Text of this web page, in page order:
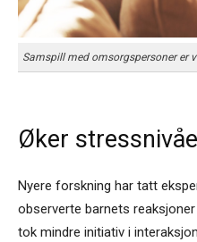
Samspill med omsorgspersoner er
Øker
Nyere forskning har tatt
observerte barnets
tok mindre initiativ i